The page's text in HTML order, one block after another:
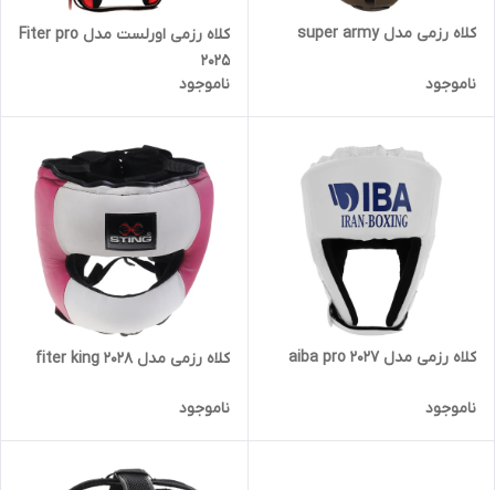
کلاه رزمی مدل super army
ناموجود
کلاه رزمی اورلست مدل Fiter pro
2025
ناموجود
کلاه رزمی مدل aiba pro 2027
ناموجود
کلاه رزمی مدل fiter king 2028
ناموجود